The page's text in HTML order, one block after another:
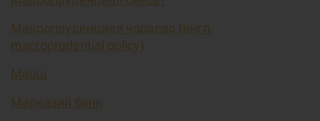
Макропруденциал чоралар (ингл.
macroprudential policy)
Маош
Марказий банк